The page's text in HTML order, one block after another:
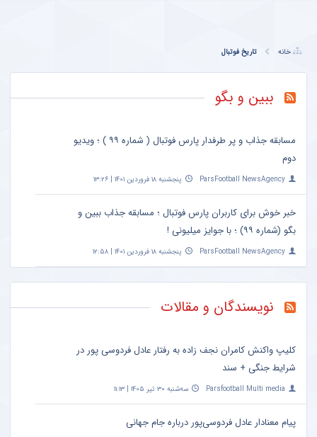
خانه تاریخ فوتبال
ببین و بگو
مسابقه جذاب و پر طرفدار پارس فوتبال ( شماره ۹۹ ) ؛ ویدیو
دوم
ParsFootball NewsAgency پنجشنبه ۱۸ فروردین ۱۴۰۱ | ۱۳:۲۶
خبر خوش برای کاربران پارس فوتبال ؛ مسابقه جذاب ببین و
بگو (شماره ۹۹) ؛ با جوایز میلیونی !
ParsFootball NewsAgency پنجشنبه ۱۸ فروردین ۱۴۰۱ | ۱۲:۵۸
نویسندگان و مقالات
کلیپ واکنش کامران نجف زاده به رفتار عادل فردوسی پور در
شرایط جنگی + سند
Parsfootball Multi media سه‌شنبه ۳۰ تیر ۱۴۰۵ | ۱۱:۱۳
پیام معنادار عادل فردوسی‌پور درباره جام جهانی